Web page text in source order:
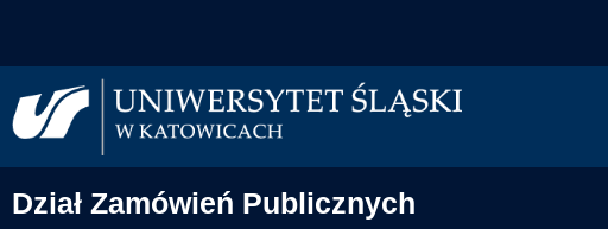
Dział Zamówień Publicznych